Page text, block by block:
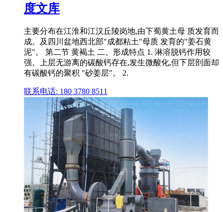
度文库
主要分布在江淮和江汉丘陵岗地,由下蜀黄土母 质发育而
成。及四川盆地西北部"成都粘土"母质 发育的"姜石黄
泥"。 第二节 黄褐土 二、形成特点 1. 淋溶脱钙作用较
强。上层无游离的碳酸钙存在,发生微酸化,但下层剖面却
有碳酸钙的聚积 "砂姜层"。 2.
联系电话: 180 3780 8511